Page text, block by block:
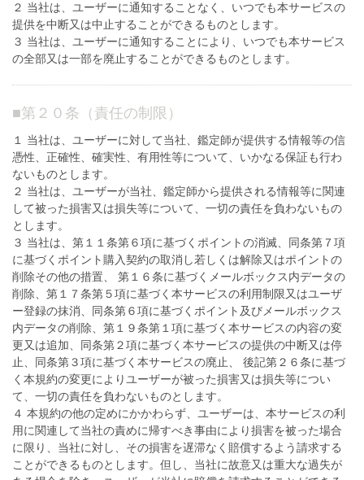
２ 当社は、ユーザーに通知することなく、いつでも本サービスの
提供を中断又は中止することができるものとします。
３ 当社は、ユーザーに通知することにより、いつでも本サービス
の全部又は一部を廃止することができるものとします。
■第２０条（責任の制限）
１ 当社は、ユーザーに対して当社、鑑定師が提供する情報等の信
憑性、正確性、確実性、有用性等について、いかなる保証も行わ
ないものとします。
２ 当社は、ユーザーが当社、鑑定師から提供される情報等に関連
して被った損害又は損失等について、一切の責任を負わないもの
とします。
３ 当社は、第１１条第６項に基づくポイントの消滅、同条第７項
に基づくポイント購入契約の取消し若しくは解除又はポイントの
削除その他の措置、 第１６条に基づくメールボックス内データの
削除、第１７条第５項に基づく本サービスの利用制限又はユーザ
ー登録の抹消、同条第６項に基づくポイント及びメールボックス
内データの削除、第１９条第１項に基づく本サービスの内容の変
更又は追加、同条第２項に基づく本サービスの提供の中断又は停
止、同条第３項に基づく本サービスの廃止、 後記第２６条に基づ
く本規約の変更によりユーザーが被った損害又は損失等につい
て、一切の責任を負わないものとします。
４ 本規約の他の定めにかかわらず、ユーザーは、本サービスの利
用に関連して当社の責めに帰すべき事由により損害を被った場合
に限り、当社に対し、その損害を遅滞なく賠償するよう請求する
ことができるものとします。但し、当社に故意又は重大な過失が